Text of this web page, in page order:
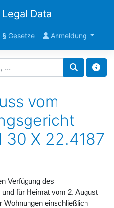
Data
§Gesetze Anmeldung
vom
X 22.4187
Verfügung des
für Heimat vom 2. August
Wohnungen einschließlich